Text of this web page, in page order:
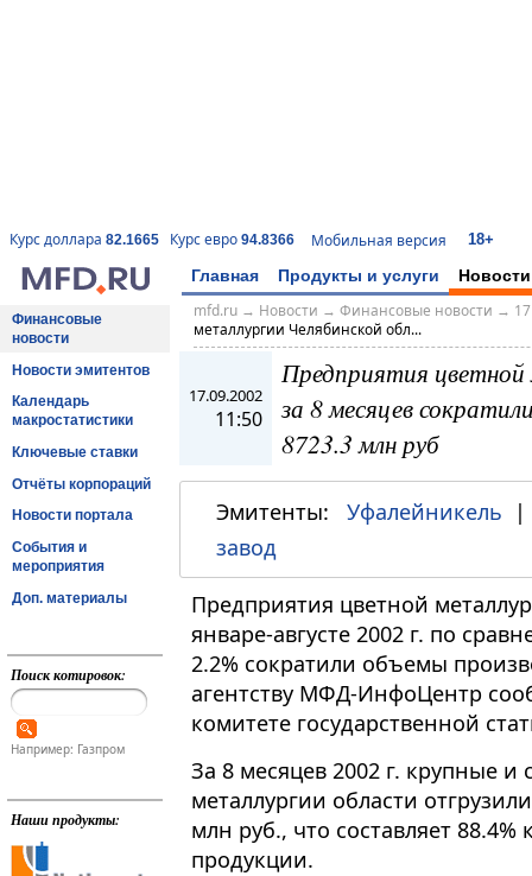
Курс доллара 82.1665 Курс евро 94.8366 Мобильная версия 18+
Главная Продукты и услуги Новости
Финансовые
новости
Новости эмитентов
Календарь
макростатистики
Ключевые ставки
Отчёты корпораций
Новости портала
События и
мероприятия
Доп. материалы
Поиск котировок:
Например: Газпром
Наши продукты:
mfd.ru→ Новости → Финансовые новости →
металлургии Челябинской обл...
17.09.2002
11:50
Предприятия цветной
за 8 месяцев
8723.3 млн руб
Эмитенты: Уфалейникель
завод
Предприятия цветной
январе-августе 2002 г. по
2.2% сократили объемы
агентству МФД-ИнфоЦентр
комитете государственной
За 8 месяцев 2002 г. крупные
металлургии области
млн руб., что составляет
продукции.